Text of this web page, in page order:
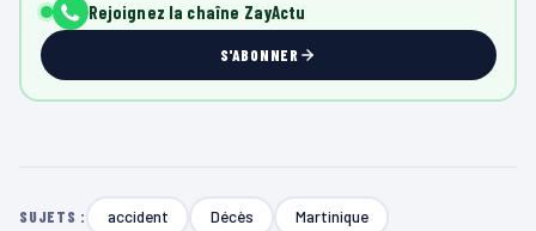
Rejoignez la chaîne ZayActu
S'ABONNER
SUJETS : accident Décès Martinique